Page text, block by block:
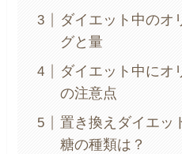
ダイエット中のオ
グと量
ダイエット中にオ
の注意点
置き換えダイエッ
糖の種類は？